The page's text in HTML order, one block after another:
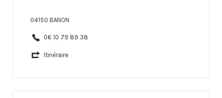
04150 BANON
06 10 79 89 38
Itinéraire